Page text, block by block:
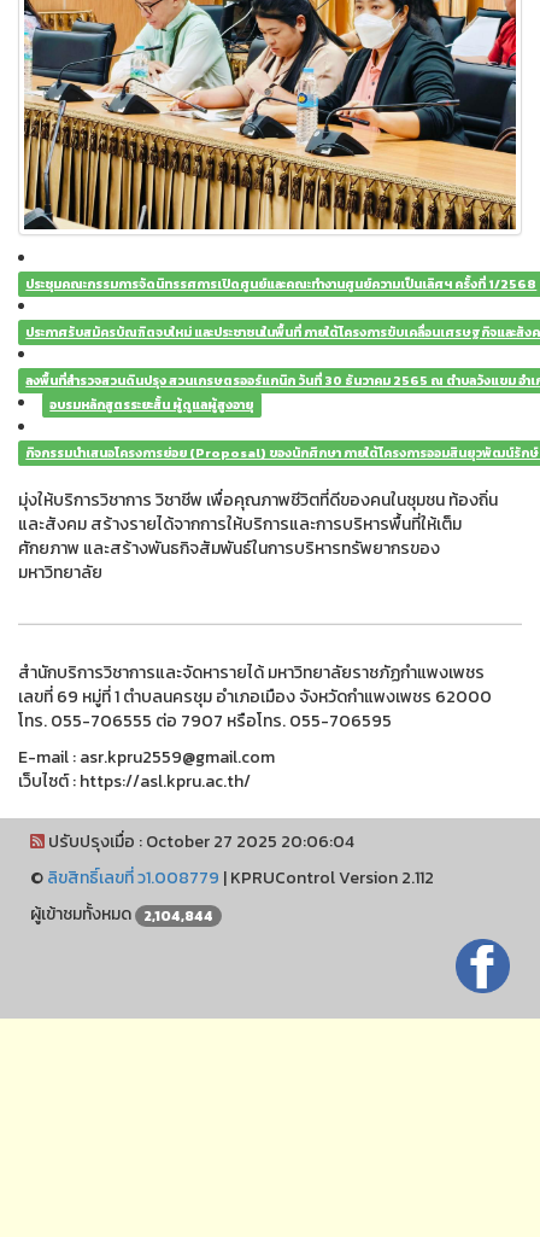
ประชุมคณะกรรมการจัดนิทรรศการเปิดศูนย์และคณะทำงานศูนย์ความเป็นเลิศฯ ครั้งที่ 1/2568
ประกาศรับสมัครบัณฑิตจบใหม่ และประชาชนในพื้นที่ ภายใต้โครงการขับเคลื่อนเศรษฐกิจและ
ลงพื้นที่สำรวจสวนดินปรุง สวนเกรษตรออร์แกนิก วันที่ 30 ธันวาคม 2565 ณ ตำบลวังแขม อำ
อบรมหลักสูตรระยะสั้น ผู้ดูแลผู้สูงอายุ
กิจกรรมนำเสนอโครงการย่อย (Proposal) ของนักศึกษา ภายใต้โครงการออมสินยุวพัฒน์รัก
มุ่งให้บริการวิชาการ วิชาชีพ เพื่อคุณภาพชีวิตที่ดีของคนในชุมชน ท้องถิ่น
และสังคม สร้างรายได้จากการให้บริการและการบริหารพื้นที่ให้เต็ม
ศักยภาพ และสร้างพันธกิจสัมพันธ์ในการบริหารทรัพยากรของ
มหาวิทยาลัย
สำนักบริการวิชาการและจัดหารายได้ มหาวิทยาลัยราชภัฏกำแพงเพชร
เลขที่ 69 หมู่ที่ 1 ตำบลนครชุม อำเภอเมือง จังหวัดกำแพงเพชร 62000
โทร. 055-706555 ต่อ 7907 หรือโทร. 055-706595
E-mail : asr.kpru2559@gmail.com
เว็บไซต์ : https://asl.kpru.ac.th/
ปรับปรุงเมื่อ : October 27 2025 20:06:04
©ลิขสิทธิ์เลขที่ ว1.008779 |KPRUControl Version 2.112
ผู้เข้าชมทั้งหมด
2,104,844